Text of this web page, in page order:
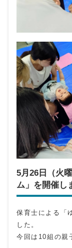
5月26日（火
ム」を開催し
保育士による「
した。
今回は10組の親